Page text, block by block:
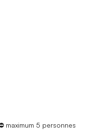
maximum 5 personnes